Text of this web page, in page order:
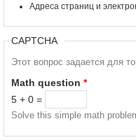
Адреса страниц и
CAPTCHA
Этот вопрос задается для
Math question *
5 + 0 =
Solve this simple math